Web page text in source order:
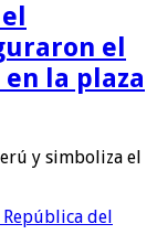
el
la plaza
y simboliza el